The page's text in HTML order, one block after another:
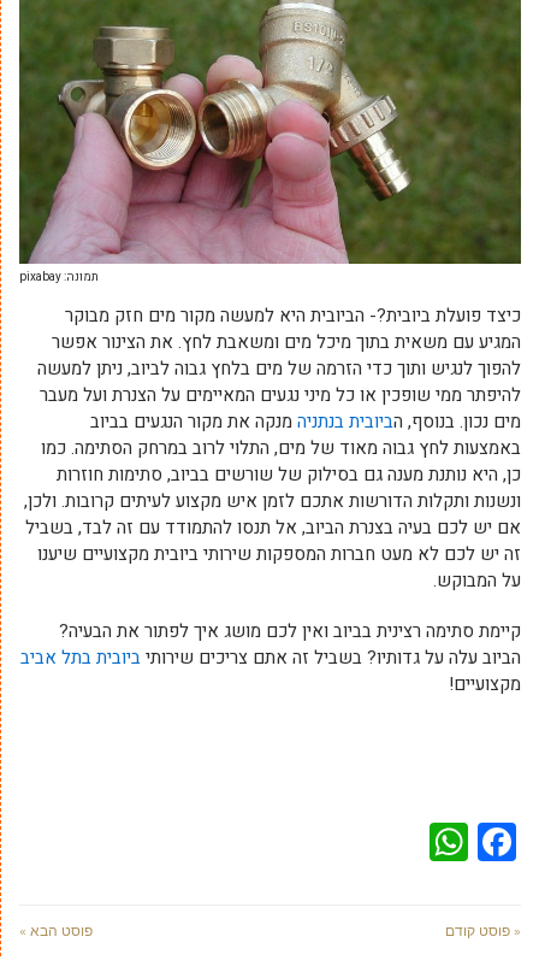
תמונה: pixabay
כיצד פועלת ביובית?- הביובית היא למעשה מקור מים חזק מבוקר
המגיע עם משאית בתוך מיכל מים ומשאבת לחץ. את הצינור אפשר
להפוך לנגיש ותוך כדי הזרמה של מים בלחץ גבוה לביוב, ניתן למעשה
להיפתר ממי שופכין או כל מיני נגעים המאיימים על הצנרת ועל מעבר
מים נכון. בנוסף, הביובית בנתניה מנקה את מקור הנגעים בביוב
באמצעות לחץ גבוה מאוד של מים, התלוי לרוב במרחק הסתימה. כמו
כן, היא נותנת מענה גם בסילוק של שורשים בביוב, סתימות חוזרות
ונשנות ותקלות הדורשות אתכם לזמן איש מקצוע לעיתים קרובות. ולכן,
אם יש לכם בעיה בצנרת הביוב, אל תנסו להתמודד עם זה לבד, בשביל
זה יש לכם לא מעט חברות המספקות שירותי ביובית מקצועיים שיענו
על המבוקש.
קיימת סתימה רצינית בביוב ואין לכם מושג איך לפתור את הבעיה?
הביוב עלה על גדותיו? בשביל זה אתם צריכים שירותיביובית בתל אביב
מקצועיים!
Facebook
« פוסט קודם פוסט הבא »